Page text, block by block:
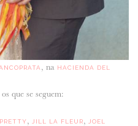
, na
HACIENDA DEL
que se seguem:
, JILL LA FLEUR,
JOEL